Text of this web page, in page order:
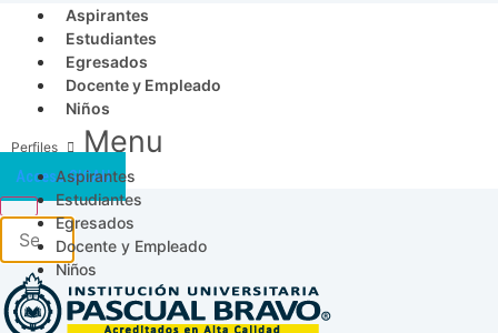
Aspirantes
Estudiantes
Egresados
Docente y Empleado
Niños
Menu
Aspirantes
Estudiantes
Egresados
Docente y Empleado
Niños
Acceso SICAU